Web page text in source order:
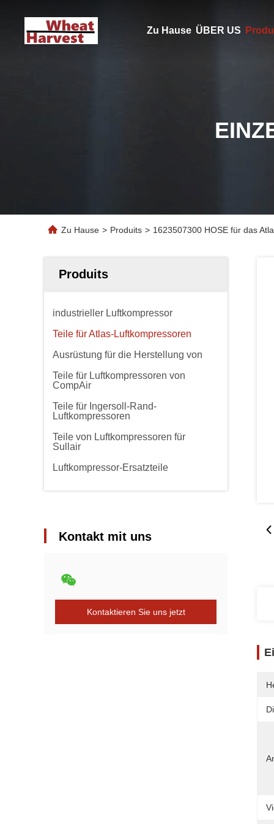
Zu Hause ÜBER US
Zu Hause > Produits > 1623507300 HOSE für das
Produits
industrieller Luftkompressor
Teile für Atlas-Luftkompressoren
Ausrüstung für die Herstellung von
Teile für Luftkompressoren von
CompAir
Teile für Ingersoll-Rand-
Luftkompressoren
Teile von Luftkompressoren für
Sullair
Luftkompressor-Ersatzteile
Kontakt mit uns
Kontaktieren Sie uns jetzt